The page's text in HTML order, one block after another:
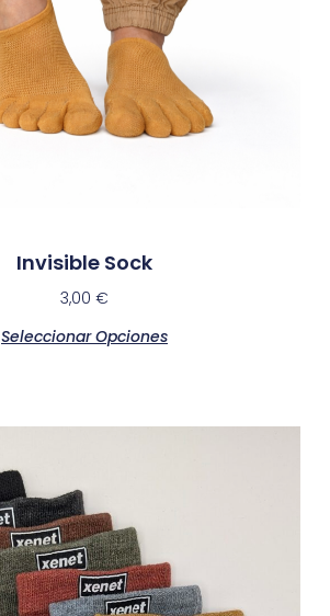
Invisible Sock
3,00 €
Seleccionar Opciones